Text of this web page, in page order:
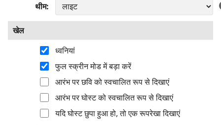
थीम
खेल
ध्वनियां
फुल स्क्रीन मोड में बड़ा करें
आरंभ पर छवि को स्वचालित रूप से दिखाएं
आरंभ पर घोस्ट को स्वचालित रूप से दिखाएं
यदि घोस्ट छुपा हुआ हो, तो एक रूपरेखा दिखाएं